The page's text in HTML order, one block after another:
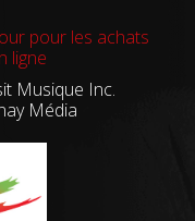
pour les achats
ligne
Musique Inc.
Média